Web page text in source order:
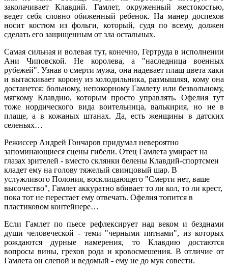
заколачивает Клавдий. Гамлет, окруженный жестокостью,
ведет себя словно обиженный ребенок. На манер доспехов
носит костюм из фольги, который, судя по всему, должен
сделать его защищенным от зла остальных.
Самая сильная и волевая тут, конечно, Гертруда в исполнении
Ани Чиповской. Не королева, а "наследница военных
рубежей". Узнав о смерти мужа, она надевает плащ цвета хаки
и вытаскивает корону из холодильника, размышляя, кому она
достанется: больному, непокорному Гамлету или безвольному,
мягкому Клавдию, которым просто управлять. Офелия тут
тоже нордического вида воительница, валькирия, но не в
плаще, а в кожаных штанах. Да, есть женщины в датских
селеньях…
Режиссер Андрей Гончаров придумал невероятно
запоминающиеся сцены гибели. Отец Гамлета умирает на
глазах зрителей - вместо склянки белены Клавдий-спортсмен
кладет ему на голову тяжелый свинцовый шар. В
услужливого Полония, восклицающего "Смерти нет, ваше
высочество", Гамлет аккуратно вбивает то ли кол, то ли крест,
пока тот не перестает ему отвечать. Офелия топится в
пластиковом контейнере…
Если Гамлет по пьесе рефлексирует над веком и безднами
души человеческой - теми "черными пятнами", из которых
рождаются дурные намерения, то Клавдию достаются
вопросы вины, грехов рода и кровосмешения. В отличие от
Гамлета он слепой и ведомый - ему не до мук совести.